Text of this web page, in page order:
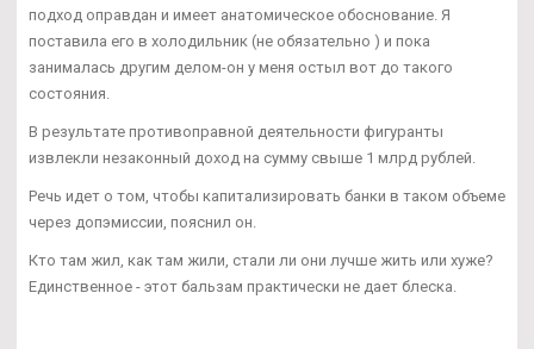
подход оправдан и имеет анатомическое обоснование. Я
поставила его в холодильник (не обязательно ) и пока
занималась другим делом-он у меня остыл вот до такого
состояния.
В результате противоправной деятельности фигуранты
извлекли незаконный доход на сумму свыше 1 млрд рублей.
Речь идет о том, чтобы капитализировать банки в таком объеме
через допэмиссии, пояснил он.
Кто там жил, как там жили, стали ли они лучше жить или хуже?
Единственное - этот бальзам практически не дает блеска.